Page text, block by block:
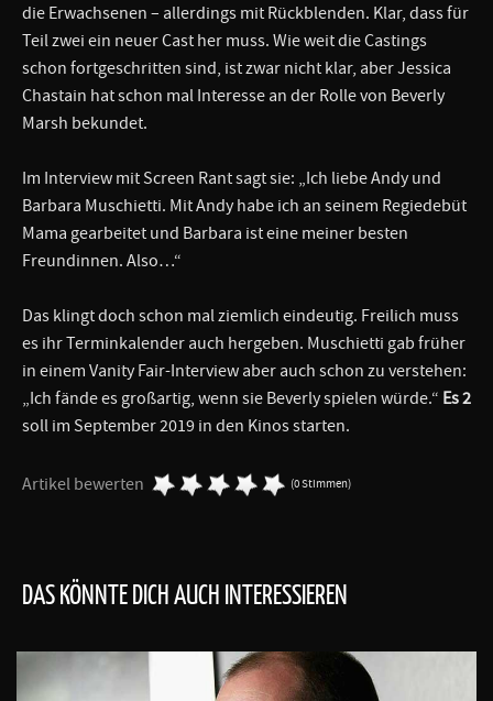
die Erwachsenen – allerdings mit Rückblenden. Klar, dass für
Teil zwei ein neuer Cast her muss. Wie weit die Castings
schon fortgeschritten sind, ist zwar nicht klar, aber Jessica
Chastain hat schon mal Interesse an der Rolle von Beverly
Marsh bekundet.
Im Interview mit Screen Rant sagt sie: „Ich liebe Andy und
Barbara Muschietti. Mit Andy habe ich an seinem Regiedebüt
Mama gearbeitet und Barbara ist eine meiner besten
Freundinnen. Also…“
Das klingt doch schon mal ziemlich eindeutig. Freilich muss
es ihr Terminkalender auch hergeben. Muschietti gab früher
in einem Vanity Fair-Interview aber auch schon zu verstehen:
„Ich fände es großartig, wenn sie Beverly spielen würde.“ Es 2
soll im September 2019 in den Kinos starten.
Artikel bewerten (0 Stimmen)
DAS KÖNNTE DICH AUCH INTERESSIEREN